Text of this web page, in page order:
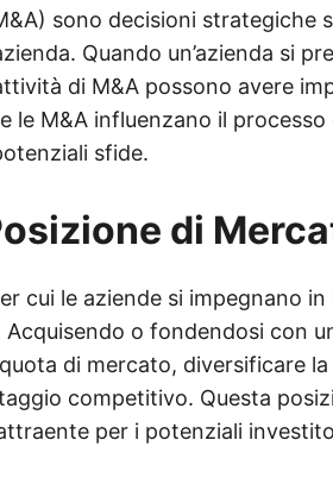
sono decisioni strategiche
Quando un’azienda si
di M&A possono avere
le M&A influenzano il processo
sfide.
di
cui le aziende si impegnano in
o fondendosi con
di mercato, diversificare
competitivo. Questa
per i potenziali